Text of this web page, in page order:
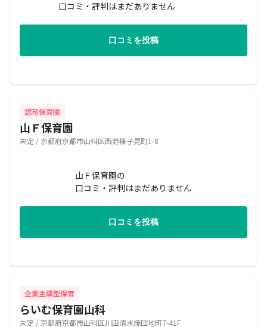
口コミ・評判はまだありません
口コミを投稿
認可保育園
山Ｆ保育園
未定 / 京都府京都市山科区西野様子見町1-8
山Ｆ保育園の
口コミ・評判はまだありません
口コミを投稿
企業主導型保育
らいむ保育園山科
未定 / 京都府京都市山科区川田清水焼団地町7-41F